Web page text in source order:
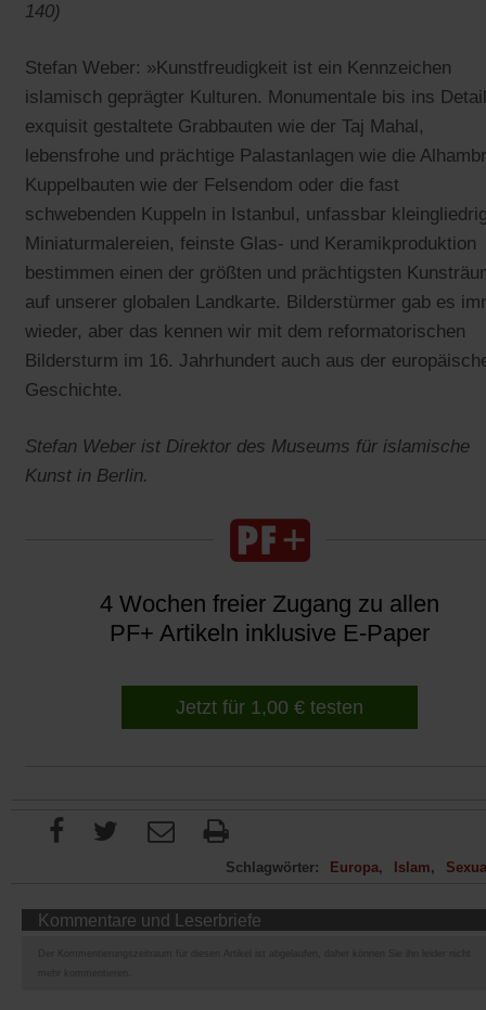
140)
Stefan Weber: »Kunstfreudigkeit ist ein Kennzeichen
islamisch geprägter Kulturen. Monumentale bis ins Detail
exquisit gestaltete Grabbauten wie der Taj Mahal,
lebensfrohe und prächtige Palastanlagen wie die
Kuppelbauten wie der Felsendom oder die fast
schwebenden Kuppeln in Istanbul, unfassbar
Miniaturmalereien, feinste Glas- und Keramikproduktion
bestimmen einen der größten und prächtigsten
auf unserer globalen Landkarte. Bilderstürmer gab es
wieder, aber das kennen wir mit dem reformatorischen
Bildersturm im 16. Jahrhundert auch aus der
Geschichte.
Stefan Weber ist Direktor des Museums für islamische
Kunst in Berlin.
4 Wochen freier Zugang zu allen
PF+ Artikeln inklusive E-Paper
Jetzt für 1,00 € testen
Schlagwörter: Europa Islam
Kommentare und Leserbriefe